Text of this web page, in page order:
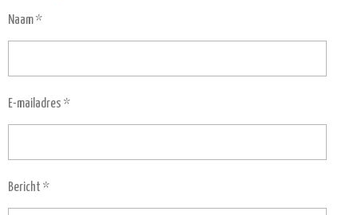
Naam *
E-mailadres *
Bericht *